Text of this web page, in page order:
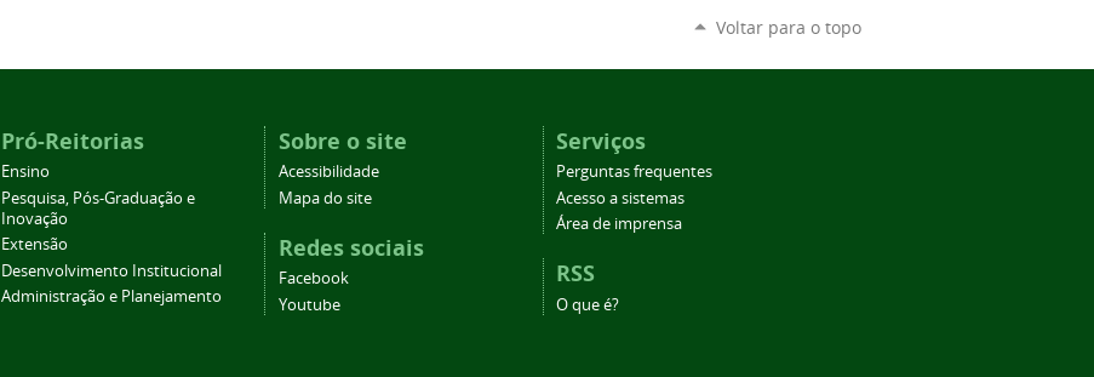
Voltar para o topo
Pró-Reitorias
Ensino
Pesquisa, Pós-Graduação e
Inovação
Extensão
Desenvolvimento Institucional
Administração e Planejamento
Sobre o site
Acessibilidade
Mapa do site
Redes sociais
Facebook
Youtube
Serviços
Perguntas frequentes
Acesso a sistemas
Área de imprensa
RSS
O que é?